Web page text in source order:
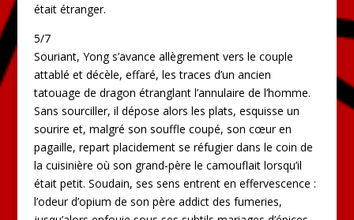
était étranger.
5/7
Souriant, Yong s’avance allègrement vers le couple
attablé et décèle, effaré, les traces d’un ancien
tatouage de dragon étranglant l’annulaire de l’homme.
Sans sourciller, il dépose alors les plats, esquisse un
sourire et, malgré son souffle coupé, son cœur en
pagaille, repart placidement se réfugier dans le coin de
la cuisinière où son grand-père le camouflait lorsqu’il
était petit. Soudain, ses sens entrent en effervescence :
l’odeur d’opium de son père addict des fumeries,